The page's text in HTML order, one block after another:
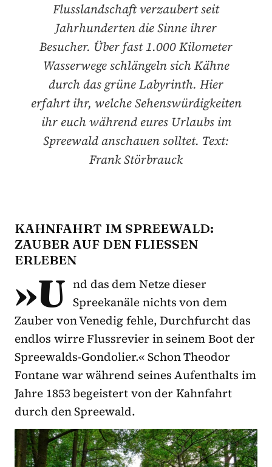
Flusslandschaft verzaubert seit
Jahrhunderten die Sinne ihrer
Besucher. Über fast 1.000 Kilometer
Wasserwege schlängeln sich Kähne
durch das grüne Labyrinth. Hier
erfahrt ihr, welche Sehenswürdigkeiten
ihr euch während eures Urlaubs im
Spreewald anschauen solltet. Text:
Frank Störbrauck
KAHNFAHRT IM SPREEWALD:
ZAUBER AUF DEN FLIESSEN E
RLEBEN
»U nd das dem Netze dieser
Spreekanäle nichts von dem
Zauber von Venedig fehle, Durchfurcht das
endlos wirre Flussrevier in seinem Boot der
Spreewalds-Gondolier.« Schon Theodor
Fontane war während seines Aufenthalts im
Jahre 1853 begeistert von der Kahnfahrt
durch den Spreewald.